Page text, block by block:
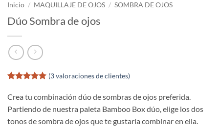
Inicio / MAQUILLAJE DE OJOS / SOMBRA DE OJOS
Dúo Sombra de ojos
con5de 5
valoraciones
de clientes
(3valoraciones de clientes)
Crea tu combinación dúo de sombras de ojos preferida.
Partiendo de nuestra paleta Bamboo Box dúo, elige los dos
tonos de sombra de ojos que te gustaría combinar en ella.